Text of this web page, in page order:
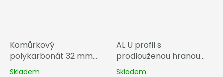
Komůrkový
polykarbonát 32 mm
čirá
Skladem
AL U profil s
prodlouženou hranou
6mm, stříbrný elox
Skladem